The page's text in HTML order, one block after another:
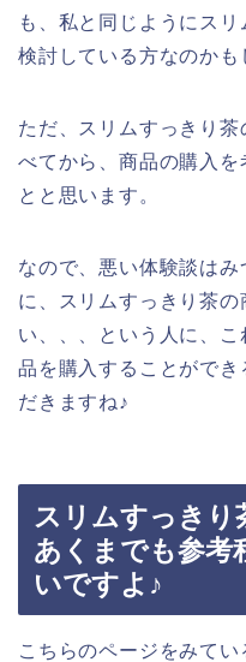
も、私と同じようにス
検討している方なのかも
ただ、スリムすっきり
べてから、商品の購入を
とと思います。
なので、悪い体験談は
に、スリムすっきり茶
い、、、という人に、
品を購入することがで
だきますね♪
スリムすっきり
あくまでも参考
いですよ♪
こちらのページをみて